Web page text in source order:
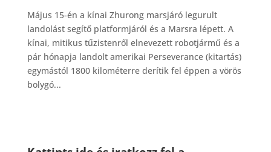
Május 15-én a kínai Zhurong marsjáró legurult
landolást segítő platformjáról és a Marsra lépett. A
kínai, mitikus tűzistenről elnevezett robotjármű és a
pár hónapja landolt amerikai Perseverance (kitartás)
egymástól 1800 kilométerre derítik fel éppen a vörös
bolygó...